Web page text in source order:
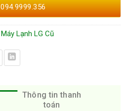
094.9999.356
Máy Lạnh LG Cũ
Thông tin thanh
toán